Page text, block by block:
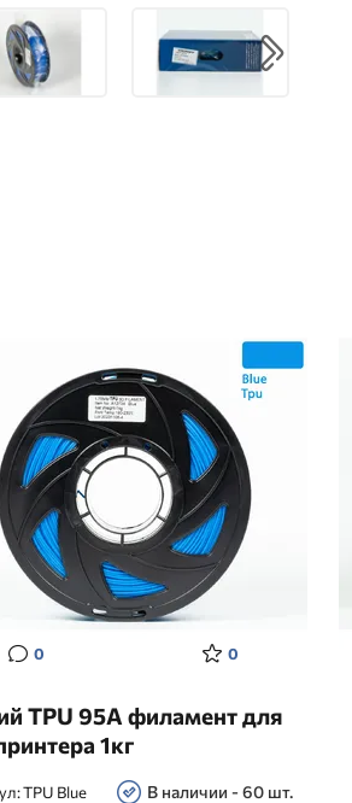
0 0
TPU 95A филамент для
1кг
TPU Blue В наличии - 60 шт.